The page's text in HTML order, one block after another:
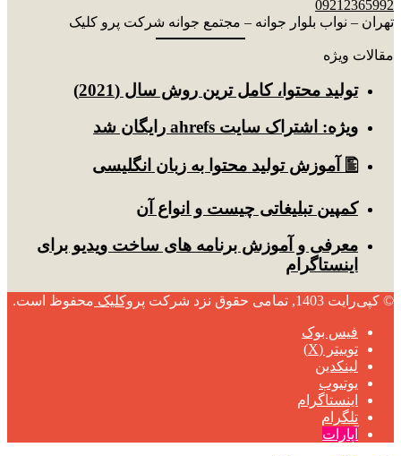
09212365992
تهران – نواب بلوار جوانه – مجتمع جوانه شرکت پرو کلیک
مقالات ویژه
توليد محتوا، کامل ترین روش سال (2021)
ویژه: اشتراک سایت ahrefs رایگان شد
🖺 آموزش تولید محتوا به زبان انگلیسی
کمپین تبلیغاتی چیست و انواع آن
معرفی و آموزش برنامه های ساخت ویدیو برای
اینستاگرام
© کپی‌رایت 1403, تمامی حقوق نزد شرکت پروکلیک محفوظ است.
فیس بوک
توییتر (X)
لینکدین
یوتیوب
اینستاگرام
تلگرام
آپارات